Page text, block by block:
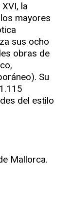
la
mayores
sus ocho
obras de
Su
del estilo